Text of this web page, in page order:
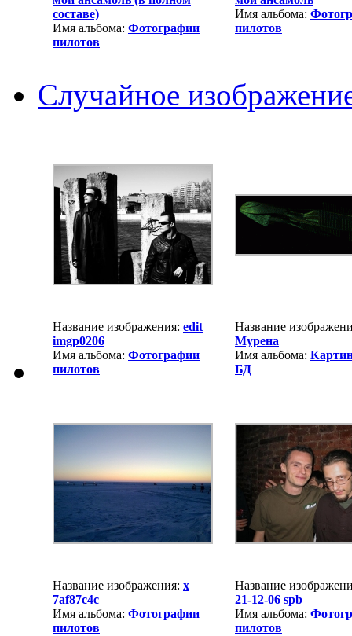
составе)
Имя альбома: Фотографии
пилотов
Имя альбома:
пилотов
Случайное
Название изображения: edit
imgp0206
Имя альбома: Фотографии
пилотов
Название
Мурена
Имя альбома:
БД
Название изображения: x
7af87c4c
Имя альбома: Фотографии
пилотов
Название
21-12-06 spb
Имя альбома:
пилотов